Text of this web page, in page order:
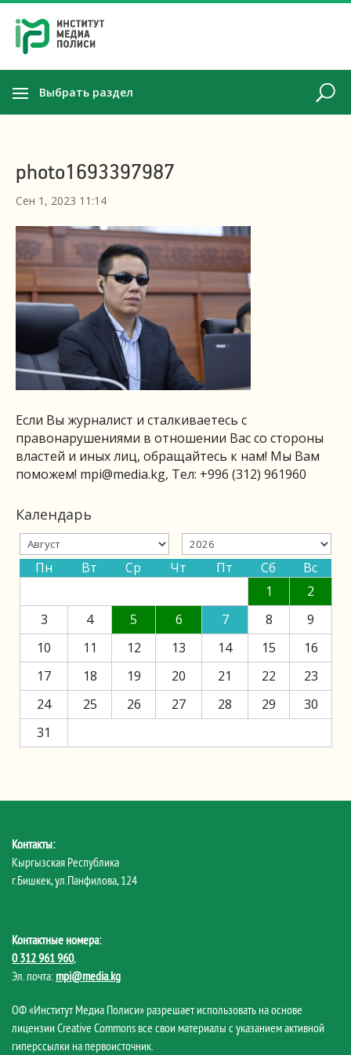
Выбрать раздел
photo1693397987
Сен 1, 2023 11:14
Если Вы журналист и сталкиваетесь с
правонарушениями в отношении Вас со стороны
властей и иных лиц, обращайтесь к нам! Мы Вам
поможем! mpi@media.kg, Тел: +996 (312) 961960
Календарь
Пн Вт Ср Чт Пт Сб
Вс
1
2
3
4 5 6 7 8
9
10
11 12 13 14 15
16
17
18 19 20 21 22
23
24
25 26 27 28 29
30
31
Контакты:
Кыргызская Республика
г.Бишкек, ул.Панфилова, 124
Контактные номера:
0 312 961 960,
Эл. почта: mpi@media.kg
ОФ «Институт Медиа Полиси» разрешает использовать на основе
лицензии Creative Commons все свои материалы с указанием активной
гиперссылки на первоисточник.